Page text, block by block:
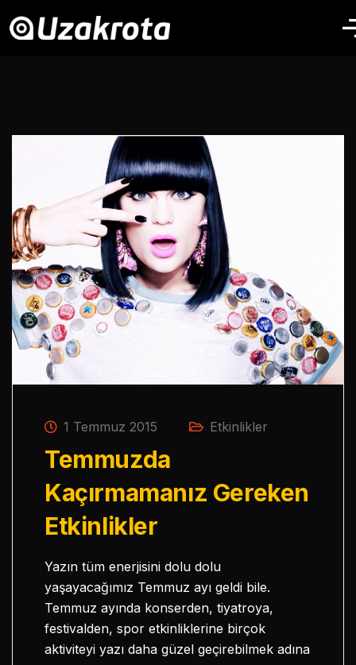
1 Temmuz 2015 Etkinlikler
Temmuzda
Kaçırmamanız Gereken
Etkinlikler
Yazın tüm enerjisini dolu dolu
yaşayacağımız Temmuz ayı geldi bile.
Temmuz ayında konserden, tiyatroya,
festivalden, spor etkinliklerine birçok
aktiviteyi yazı daha güzel geçirebilmek adına